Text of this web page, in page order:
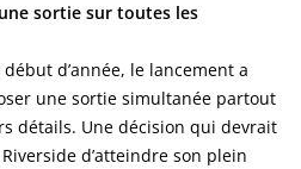
sortie sur toutes les
d’année, le lancement a
une sortie simultanée partout
détails. Une décision qui devrait
d’atteindre son plein